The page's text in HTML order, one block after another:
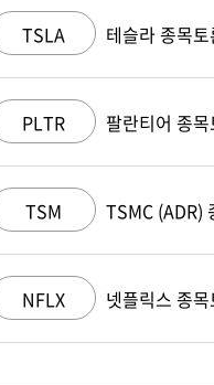
TSLA 테슬라 종목
PLTR 팔란티어 종
TSM TSMC (ADR)
NFLX 넷플릭스 종